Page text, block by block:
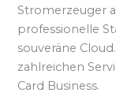
Stromerzeuger
professionelle
souveräne
zahlreichen
Card Business.